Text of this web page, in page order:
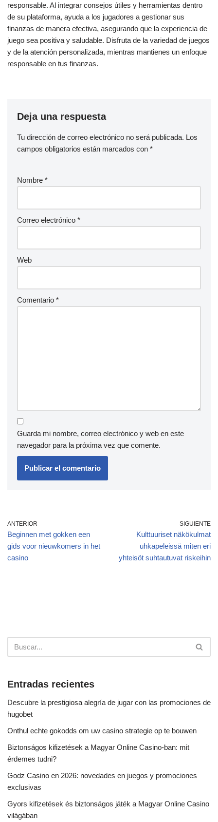
responsable. Al integrar consejos útiles y herramientas dentro
de su plataforma, ayuda a los jugadores a gestionar sus
finanzas de manera efectiva, asegurando que la experiencia de
juego sea positiva y saludable. Disfruta de la variedad de juegos
y de la atención personalizada, mientras mantienes un enfoque
responsable en tus finanzas.
Deja una respuesta
Tu dirección de correo electrónico no será publicada. Los
campos obligatorios están marcados con *
Nombre *
Correo electrónico *
Web
Comentario *
Guarda mi nombre, correo electrónico y web en este
navegador para la próxima vez que comente.
ANTERIOR
Beginnen met gokken een
gids voor nieuwkomers in het
casino
SIGUIENTE
Kulttuuriset näkökulmat
uhkapeleissä miten eri
yhteisöt suhtautuvat riskeihin
Entradas recientes
Descubre la prestigiosa alegría de jugar con las promociones de
hugobet
Onthul echte gokodds om uw casino strategie op te bouwen
Biztonságos kifizetések a Magyar Online Casino-ban: mit
érdemes tudni?
Godz Casino en 2026: novedades en juegos y promociones
exclusivas
Gyors kifizetések és biztonságos játék a Magyar Online Casino
világában